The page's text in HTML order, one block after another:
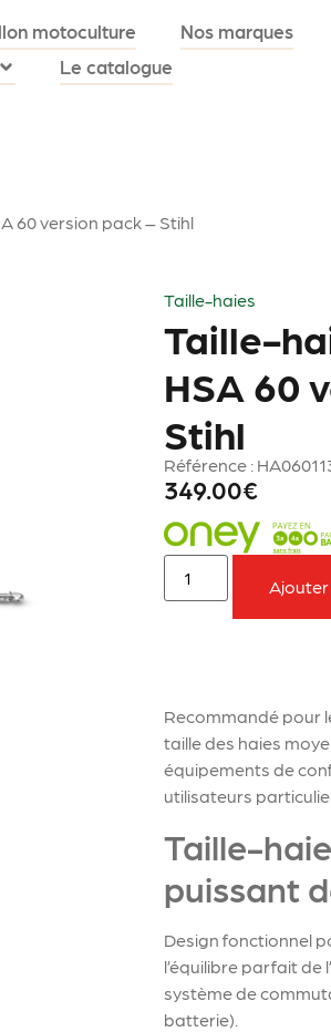
motoculture Nos marques
Le catalogue
60 version pack – Stihl
Taille-haies
Taille-
HSA 60
Stihl
Référence :
349.00€
Ajouter
Recommandé pour
taille des haies
équipements de
utilisateurs
Taille-
puissant
Design fonctionnel
l’équilibre parfait de
système de
batterie).